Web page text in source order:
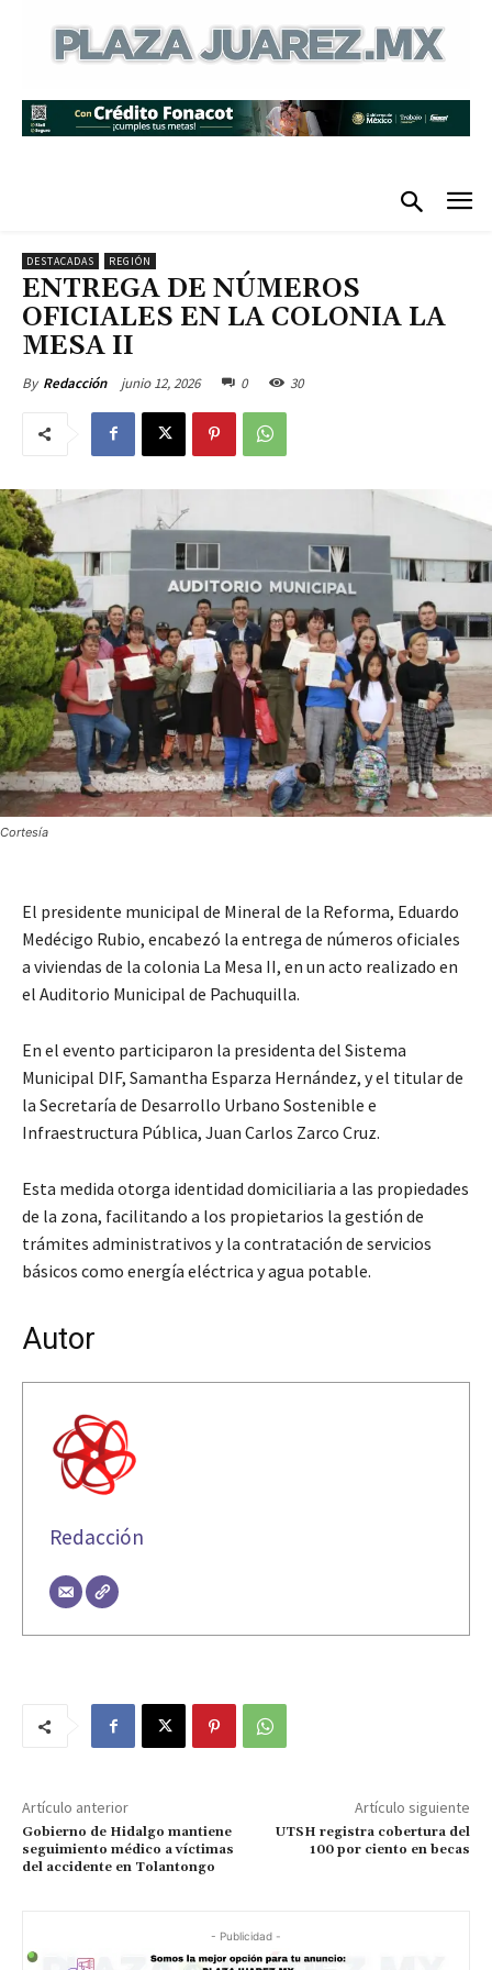
DESTACADAS REGIÓN
ENTREGA DE NÚMEROS
OFICIALES EN LA COLONIA LA
MESA II
By Redacción junio 12, 2026 0 30
Cortesía
El presidente municipal de Mineral de la Reforma, Eduardo
Medécigo Rubio, encabezó la entrega de números oficiales
a viviendas de la colonia La Mesa II, en un acto realizado en
el Auditorio Municipal de Pachuquilla.
En el evento participaron la presidenta del Sistema
Municipal DIF, Samantha Esparza Hernández, y el titular de
la Secretaría de Desarrollo Urbano Sostenible e
Infraestructura Pública, Juan Carlos Zarco Cruz.
Esta medida otorga identidad domiciliaria a las propiedades
de la zona, facilitando a los propietarios la gestión de
trámites administrativos y la contratación de servicios
básicos como energía eléctrica y agua potable.
Autor
Redacción
Artículo anterior
Gobierno de Hidalgo mantiene
seguimiento médico a víctimas
del accidente en Tolantongo
Artículo siguiente
UTSH registra cobertura del
100 por ciento en becas
- Publicidad -